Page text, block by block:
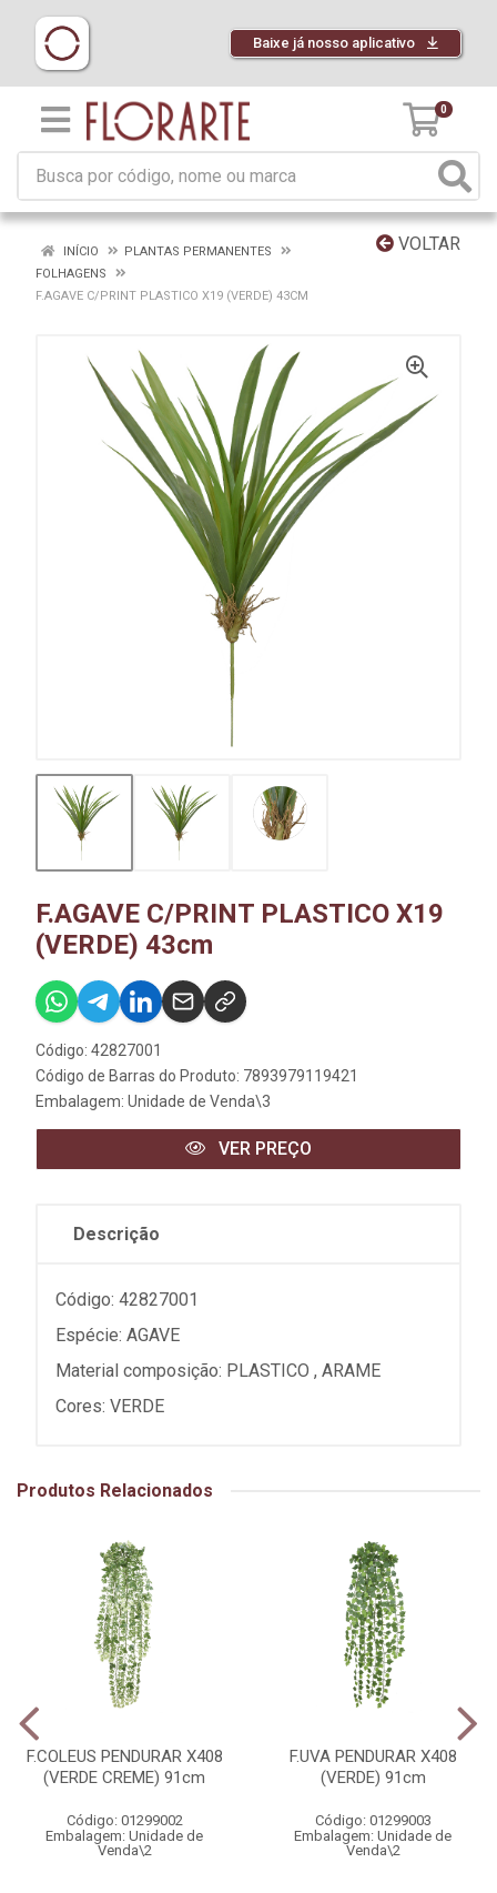
Baixe já nosso aplicativo
0
VOLTAR
INÍCIO
PLANTAS PERMANENTES
FOLHAGENS
F.AGAVE C/PRINT PLASTICO X19 (VERDE) 43CM
F.AGAVE C/PRINT PLASTICO X19
(VERDE) 43cm
Código: 42827001
Código de Barras do Produto: 7893979119421
Embalagem: Unidade de Venda\3
VER PREÇO
Descrição
Código: 42827001
Espécie: AGAVE
Material composição: PLASTICO , ARAME
Cores: VERDE
Produtos Relacionados
F.COLEUS PENDURAR X408
(VERDE CREME) 91cm
Código: 01299002
Embalagem: Unidade de
Venda\2
F.UVA PENDURAR X408
(VERDE) 91cm
Código: 01299003
Embalagem: Unidade de
Venda\2